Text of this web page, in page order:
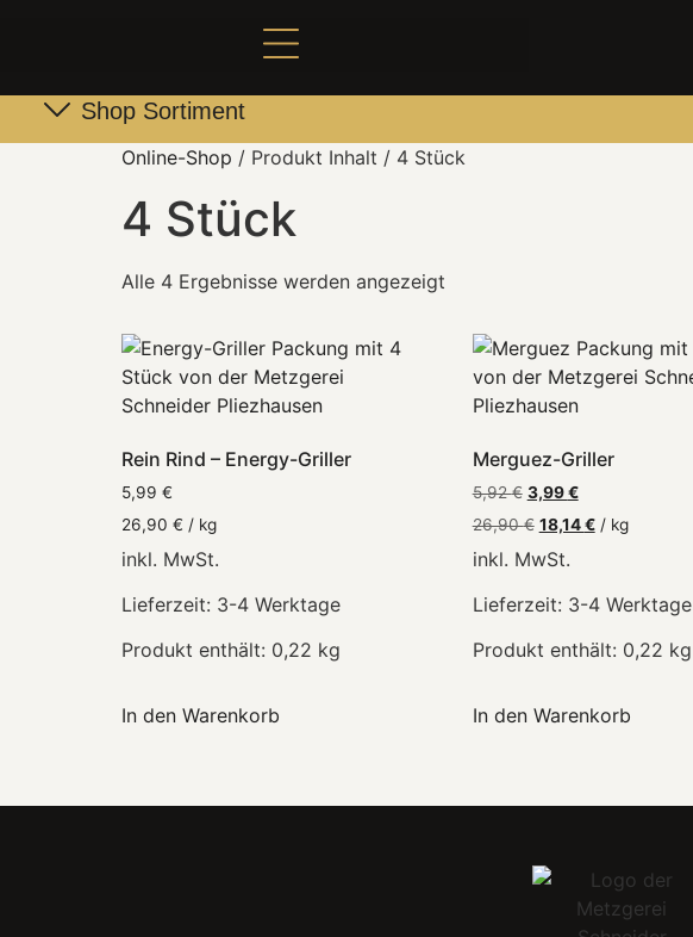
Shop Sortiment
Online-Shop / Produkt Inhalt / 4 Stück
4 Stück
Alle 4 Ergebnisse werden angezeigt
Rein Rind – Energy-Griller
5,99 €
26,90 € / kg
inkl. MwSt.
Lieferzeit: 3-4 Werktage
Produkt enthält: 0,22 kg
In den Warenkorb
Merguez-Griller
5,92€ 3,99€
26,90€ 18,14€/ kg
inkl. MwSt.
Lieferzeit: 3-4 Werktage
Produkt enthält: 0,22 kg
In den Warenkorb